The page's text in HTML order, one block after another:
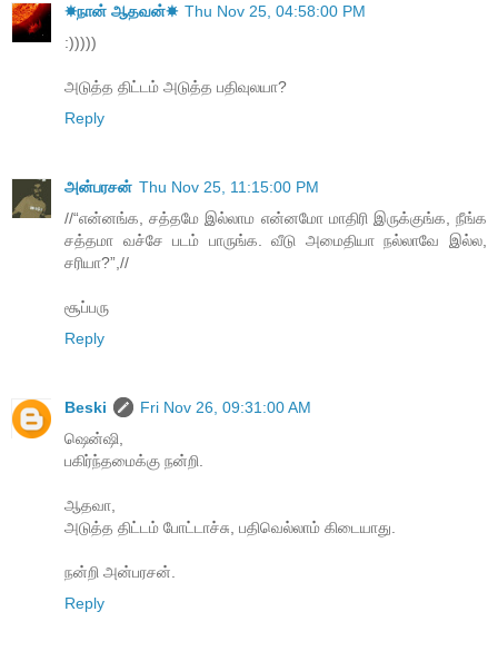
☀நான் ஆதவன்☀ Thu Nov 25, 04:58:00 PM
:)))))
அடுத்த திட்டம் அடுத்த பதிவுலயா?
Reply
அன்பரசன் Thu Nov 25, 11:15:00 PM
//“என்னங்க, சத்தமே இல்லாம என்னமோ மாதிரி இருக்குங்க, நீங்க
சத்தமா வச்சே படம் பாருங்க. வீடு அமைதியா நல்லாவே இல்ல,
சரியா?”,//
சூப்பரு
Reply
Beski
Fri Nov 26, 09:31:00 AM
ஷென்ஷி,
பகிர்ந்தமைக்கு நன்றி.
ஆதவா,
அடுத்த திட்டம் போட்டாச்சு, பதிவெல்லாம் கிடையாது.
நன்றி அன்பரசன்.
Reply